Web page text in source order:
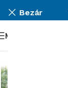
Bezár
Menü